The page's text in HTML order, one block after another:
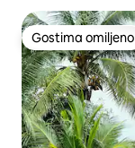
Gostima omiljeno
Gostima omiljeno